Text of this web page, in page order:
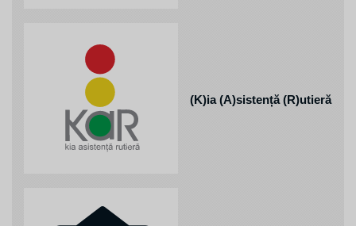
(K)ia (A)sistență (R)utieră